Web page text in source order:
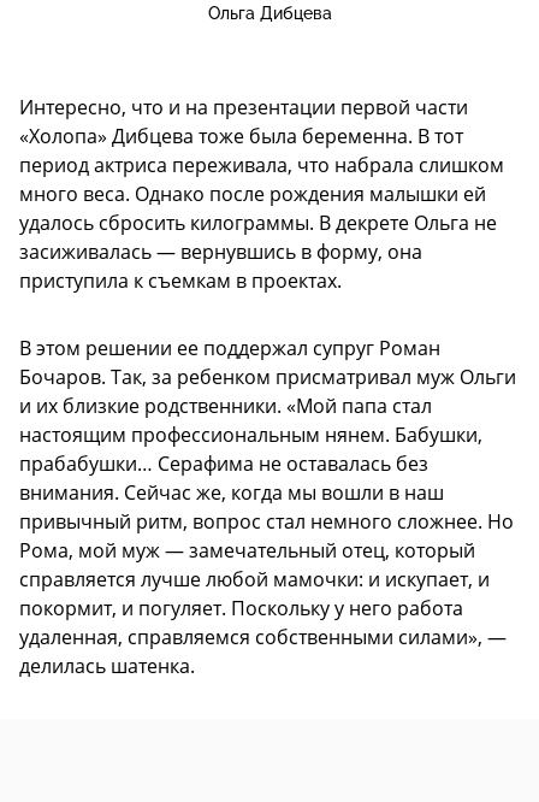
Ольга Дибцева
Интересно, что и на презентации первой части
«Холопа» Дибцева тоже была беременна. В тот
период актриса переживала, что набрала слишком
много веса. Однако после рождения малышки ей
удалось сбросить килограммы. В декрете Ольга не
засиживалась — вернувшись в форму, она
приступила к съемкам в проектах.
В этом решении ее поддержал супруг Роман
Бочаров. Так, за ребенком присматривал муж Ольги
и их близкие родственники. «Мой папа стал
настоящим профессиональным нянем. Бабушки,
прабабушки… Серафима не оставалась без
внимания. Сейчас же, когда мы вошли в наш
привычный ритм, вопрос стал немного сложнее. Но
Рома, мой муж — замечательный отец, который
справляется лучше любой мамочки: и искупает, и
покормит, и погуляет. Поскольку у него работа
удаленная, справляемся собственными силами», —
делилась шатенка.